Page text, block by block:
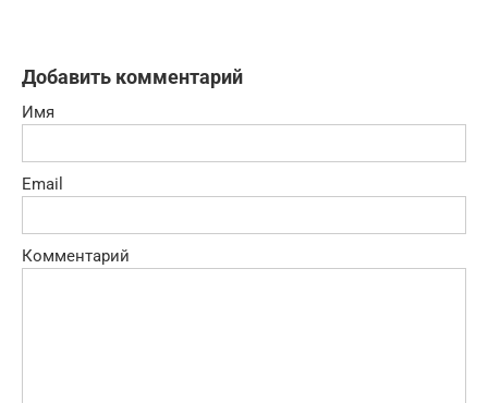
Добавить комментарий
Имя
Email
Комментарий